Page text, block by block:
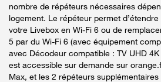
nombre de répéteurs nécessaires
logement. Le répéteur permet
votre Livebox en Wi-Fi 6 ou de
5 par du Wi-Fi 6 (avec équipement
avec Décodeur compatible : TV UHD
est accessible sur demande sur
Max, et les 2 répéteurs